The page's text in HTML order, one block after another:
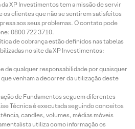
XP Investimentos tem a missão de servir
os clientes que não se sentirem satisfeitos
aos seus problemas. O contato pode
0800 722 3710.
de cobrança estão definidos nas tabelas
no site da XP Investimentos:
de qualquer responsabilidade por quaisquer
venham a decorrer da utilização deste
de Fundamentos seguem diferentes
Técnica é executada seguindo conceitos
candles, volumes, médias móveis
utiliza como informação os